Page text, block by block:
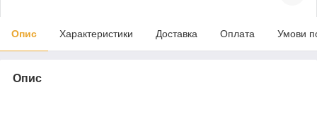
Опис Характеристики Доставка Оплата Умови
Опис